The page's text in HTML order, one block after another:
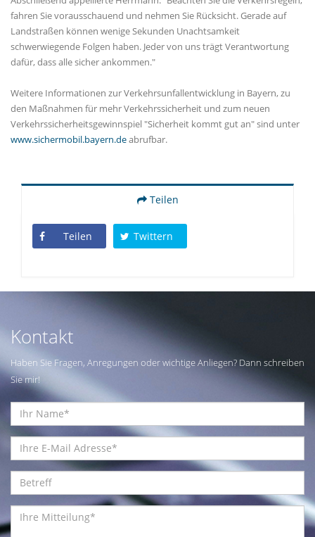
fahren Sie vorausschauend und nehmen Sie Rücksicht. Gerade auf
Landstraßen können wenige Sekunden Unachtsamkeit
schwerwiegende Folgen haben. Jeder von uns trägt Verantwortung
dafür, dass alle sicher ankommen."
Weitere Informationen zur Verkehrsunfallentwicklung in Bayern, zu
den Maßnahmen für mehr Verkehrssicherheit und zum neuen
Verkehrssicherheitsgewinnspiel "Sicherheit kommt gut an" sind unter
www.sichermobil.bayern.deabrufbar.
Teilen
Teilen Twittern
Kontakt
Haben Sie Fragen, Anregungen oder wichtige Anliegen? Dann schreiben
Sie mir!